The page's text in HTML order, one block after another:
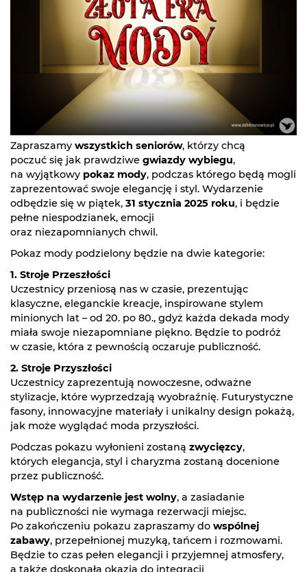
Zapraszamy wszystkich seniorów, którzy chcą
poczuć się jak prawdziwe gwiazdy wybiegu,
na wyjątkowy pokaz mody, podczas którego będą mogli
zaprezentować swoje elegancję i styl. Wydarzenie
odbędzie się w piątek, 31 stycznia 2025 roku, i będzie
pełne niespodzianek, emocji
oraz niezapomnianych chwil.
Pokaz mody podzielony będzie na dwie kategorie:
1. Stroje Przeszłości
Uczestnicy przeniosą nas w czasie, prezentując
klasyczne, eleganckie kreacje, inspirowane stylem
minionych lat – od 20. po 80., gdyż każda dekada mody
miała swoje niezapomniane piękno. Będzie to podróż
w czasie, która z pewnością oczaruje publiczność.
2. Stroje Przyszłości
Uczestnicy zaprezentują nowoczesne, odważne
stylizacje, które wyprzedzają wyobraźnię. Futurystyczne
fasony, innowacyjne materiały i unikalny design pokażą,
jak może wyglądać moda przyszłości.
Podczas pokazu wyłonieni zostaną zwycięzcy,
których elegancja, styl i charyzma zostaną docenione
przez publiczność.
Wstęp na wydarzenie jest wolny, a zasiadanie
na publiczności nie wymaga rezerwacji miejsc.
Po zakończeniu pokazu zapraszamy do wspólnej
zabawy, przepełnionej muzyką, tańcem i rozmowami.
Będzie to czas pełen elegancji i przyjemnej atmosfery,
a także doskonała okazja do integracji